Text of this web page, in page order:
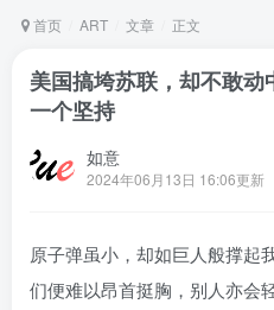
首页 ART 文章 正文
美国搞垮苏联，却不敢
一个坚持
如意
2024年06月13日 16:06更新
原子弹虽小，却如巨人般撑起
们便难以昂首挺胸，别人亦会